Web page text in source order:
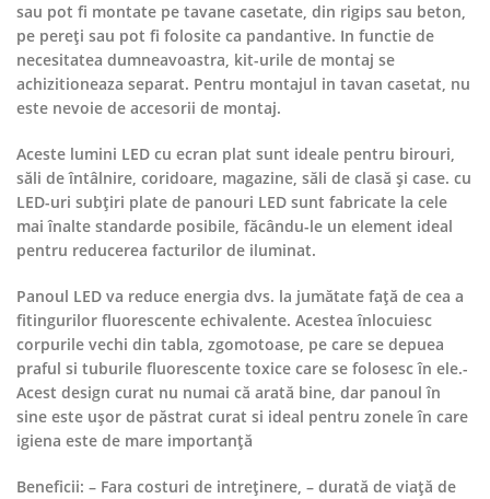
sau pot fi montate pe tavane casetate, din rigips sau beton,
pe pereți sau pot fi folosite ca pandantive. In functie de
necesitatea dumneavoastra, kit-urile de montaj se
achizitioneaza separat. Pentru montajul in tavan casetat, nu
este nevoie de accesorii de montaj.
Aceste lumini LED cu ecran plat sunt ideale pentru birouri,
săli de întâlnire, coridoare, magazine, săli de clasă și case. cu
LED-uri subțiri plate de panouri LED sunt fabricate la cele
mai înalte standarde posibile, făcându-le un element ideal
pentru reducerea facturilor de iluminat.
Panoul LED va reduce energia dvs. la jumătate față de cea a
fitingurilor fluorescente echivalente. Acestea înlocuiesc
corpurile vechi din tabla, zgomotoase, pe care se depuea
praful si tuburile fluorescente toxice care se folosesc în ele.-
Acest design curat nu numai că arată bine, dar panoul în
sine este ușor de păstrat curat si ideal pentru zonele în care
igiena este de mare importanță
Beneficii: – Fara costuri de intreținere, – durată de viață de